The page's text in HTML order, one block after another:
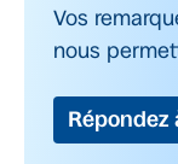
Vos
nous